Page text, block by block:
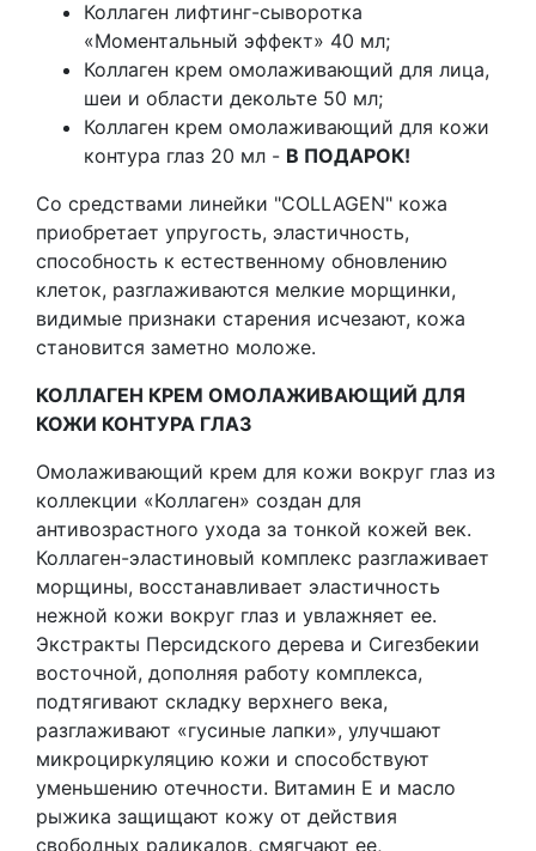
Коллаген лифтинг-сыворотка
«Моментальный эффект» 40 мл;
Коллаген крем омолаживающий для лица,
шеи и области декольте 50 мл;
Коллаген крем омолаживающий для кожи
контура глаз 20 мл - В ПОДАРОК!
Со средствами линейки "COLLAGEN" кожа
приобретает упругость, эластичность,
способность к естественному обновлению
клеток, разглаживаются мелкие морщинки,
видимые признаки старения исчезают, кожа
становится заметно моложе.
КОЛЛАГЕН КРЕМ ОМОЛАЖИВАЮЩИЙ ДЛЯ
КОЖИ КОНТУРА ГЛАЗ
Омолаживающий крем для кожи вокруг глаз из
коллекции «Коллаген» создан для
антивозрастного ухода за тонкой кожей век.
Коллаген-эластиновый комплекс разглаживает
морщины, восстанавливает эластичность
нежной кожи вокруг глаз и увлажняет ее.
Экстракты Персидского дерева и Сигезбекии
восточной, дополняя работу комплекса,
подтягивают складку верхнего века,
разглаживают «гусиные лапки», улучшают
микроциркуляцию кожи и способствуют
уменьшению отечности. Витамин Е и масло
рыжика защищают кожу от действия
свободных радикалов, смягчают ее,